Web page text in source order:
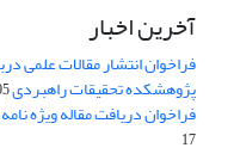
آخرین اخبار
فراخوان انتشار مقالات علمی
پژوهشکده تحقیقات راهبردی
فراخوان دریافت مقاله ویژه
17